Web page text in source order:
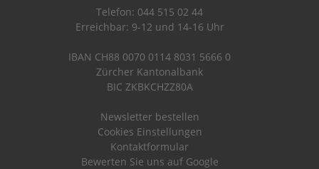
Telefon: 044 515 02 44
Erreichbar: 9-12 und 14-16 Uhr
IBAN CH88 0070 0114 8031 5666 0
Zürcher Kantonalbank
BIC ZKBKCHZZ80A
Newsletter bestellen
Cookies Einstellungen
Kontaktformular
Bewerten Sie uns auf Google